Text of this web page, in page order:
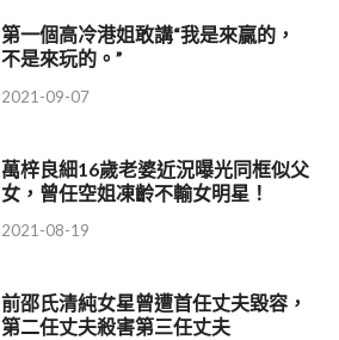
第一個高冷港姐敢講“我是來贏的，
不是來玩的。”
2021-09-07
萬梓良細16歲老婆近況曝光同框似父
女，曾任空姐凍齡不輸女明星！
2021-08-19
前邵氏清純女星曾遭首任丈夫毀容，
第二任丈夫殺害第三任丈夫